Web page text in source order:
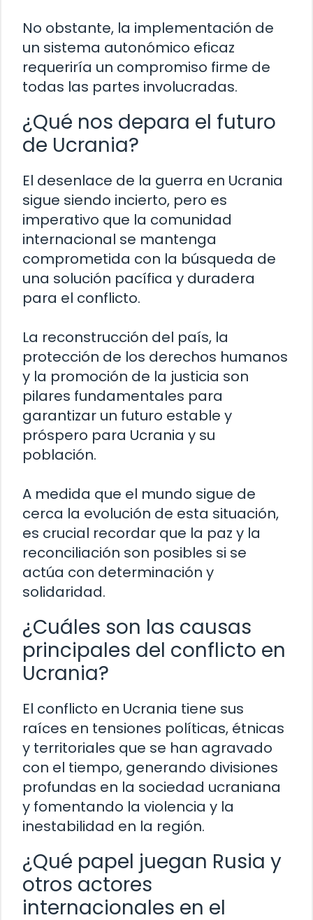
No obstante, la implementación de
un sistema autonómico eficaz
requeriría un compromiso firme de
todas las partes involucradas.
¿Qué nos depara el futuro
de Ucrania?
El desenlace de la guerra en Ucrania
sigue siendo incierto, pero es
imperativo que la comunidad
internacional se mantenga
comprometida con la búsqueda de
una solución pacífica y duradera
para el conflicto.
La reconstrucción del país, la
protección de los derechos humanos
y la promoción de la justicia son
pilares fundamentales para
garantizar un futuro estable y
próspero para Ucrania y su
población.
A medida que el mundo sigue de
cerca la evolución de esta situación,
es crucial recordar que la paz y la
reconciliación son posibles si se
actúa con determinación y
solidaridad.
¿Cuáles son las causas
principales del conflicto en
Ucrania?
El conflicto en Ucrania tiene sus
raíces en tensiones políticas, étnicas
y territoriales que se han agravado
con el tiempo, generando divisiones
profundas en la sociedad ucraniana
y fomentando la violencia y la
inestabilidad en la región.
¿Qué papel juegan Rusia y
otros actores
internacionales en el